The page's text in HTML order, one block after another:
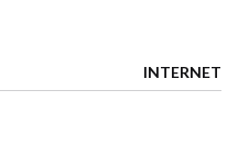
INTERNET